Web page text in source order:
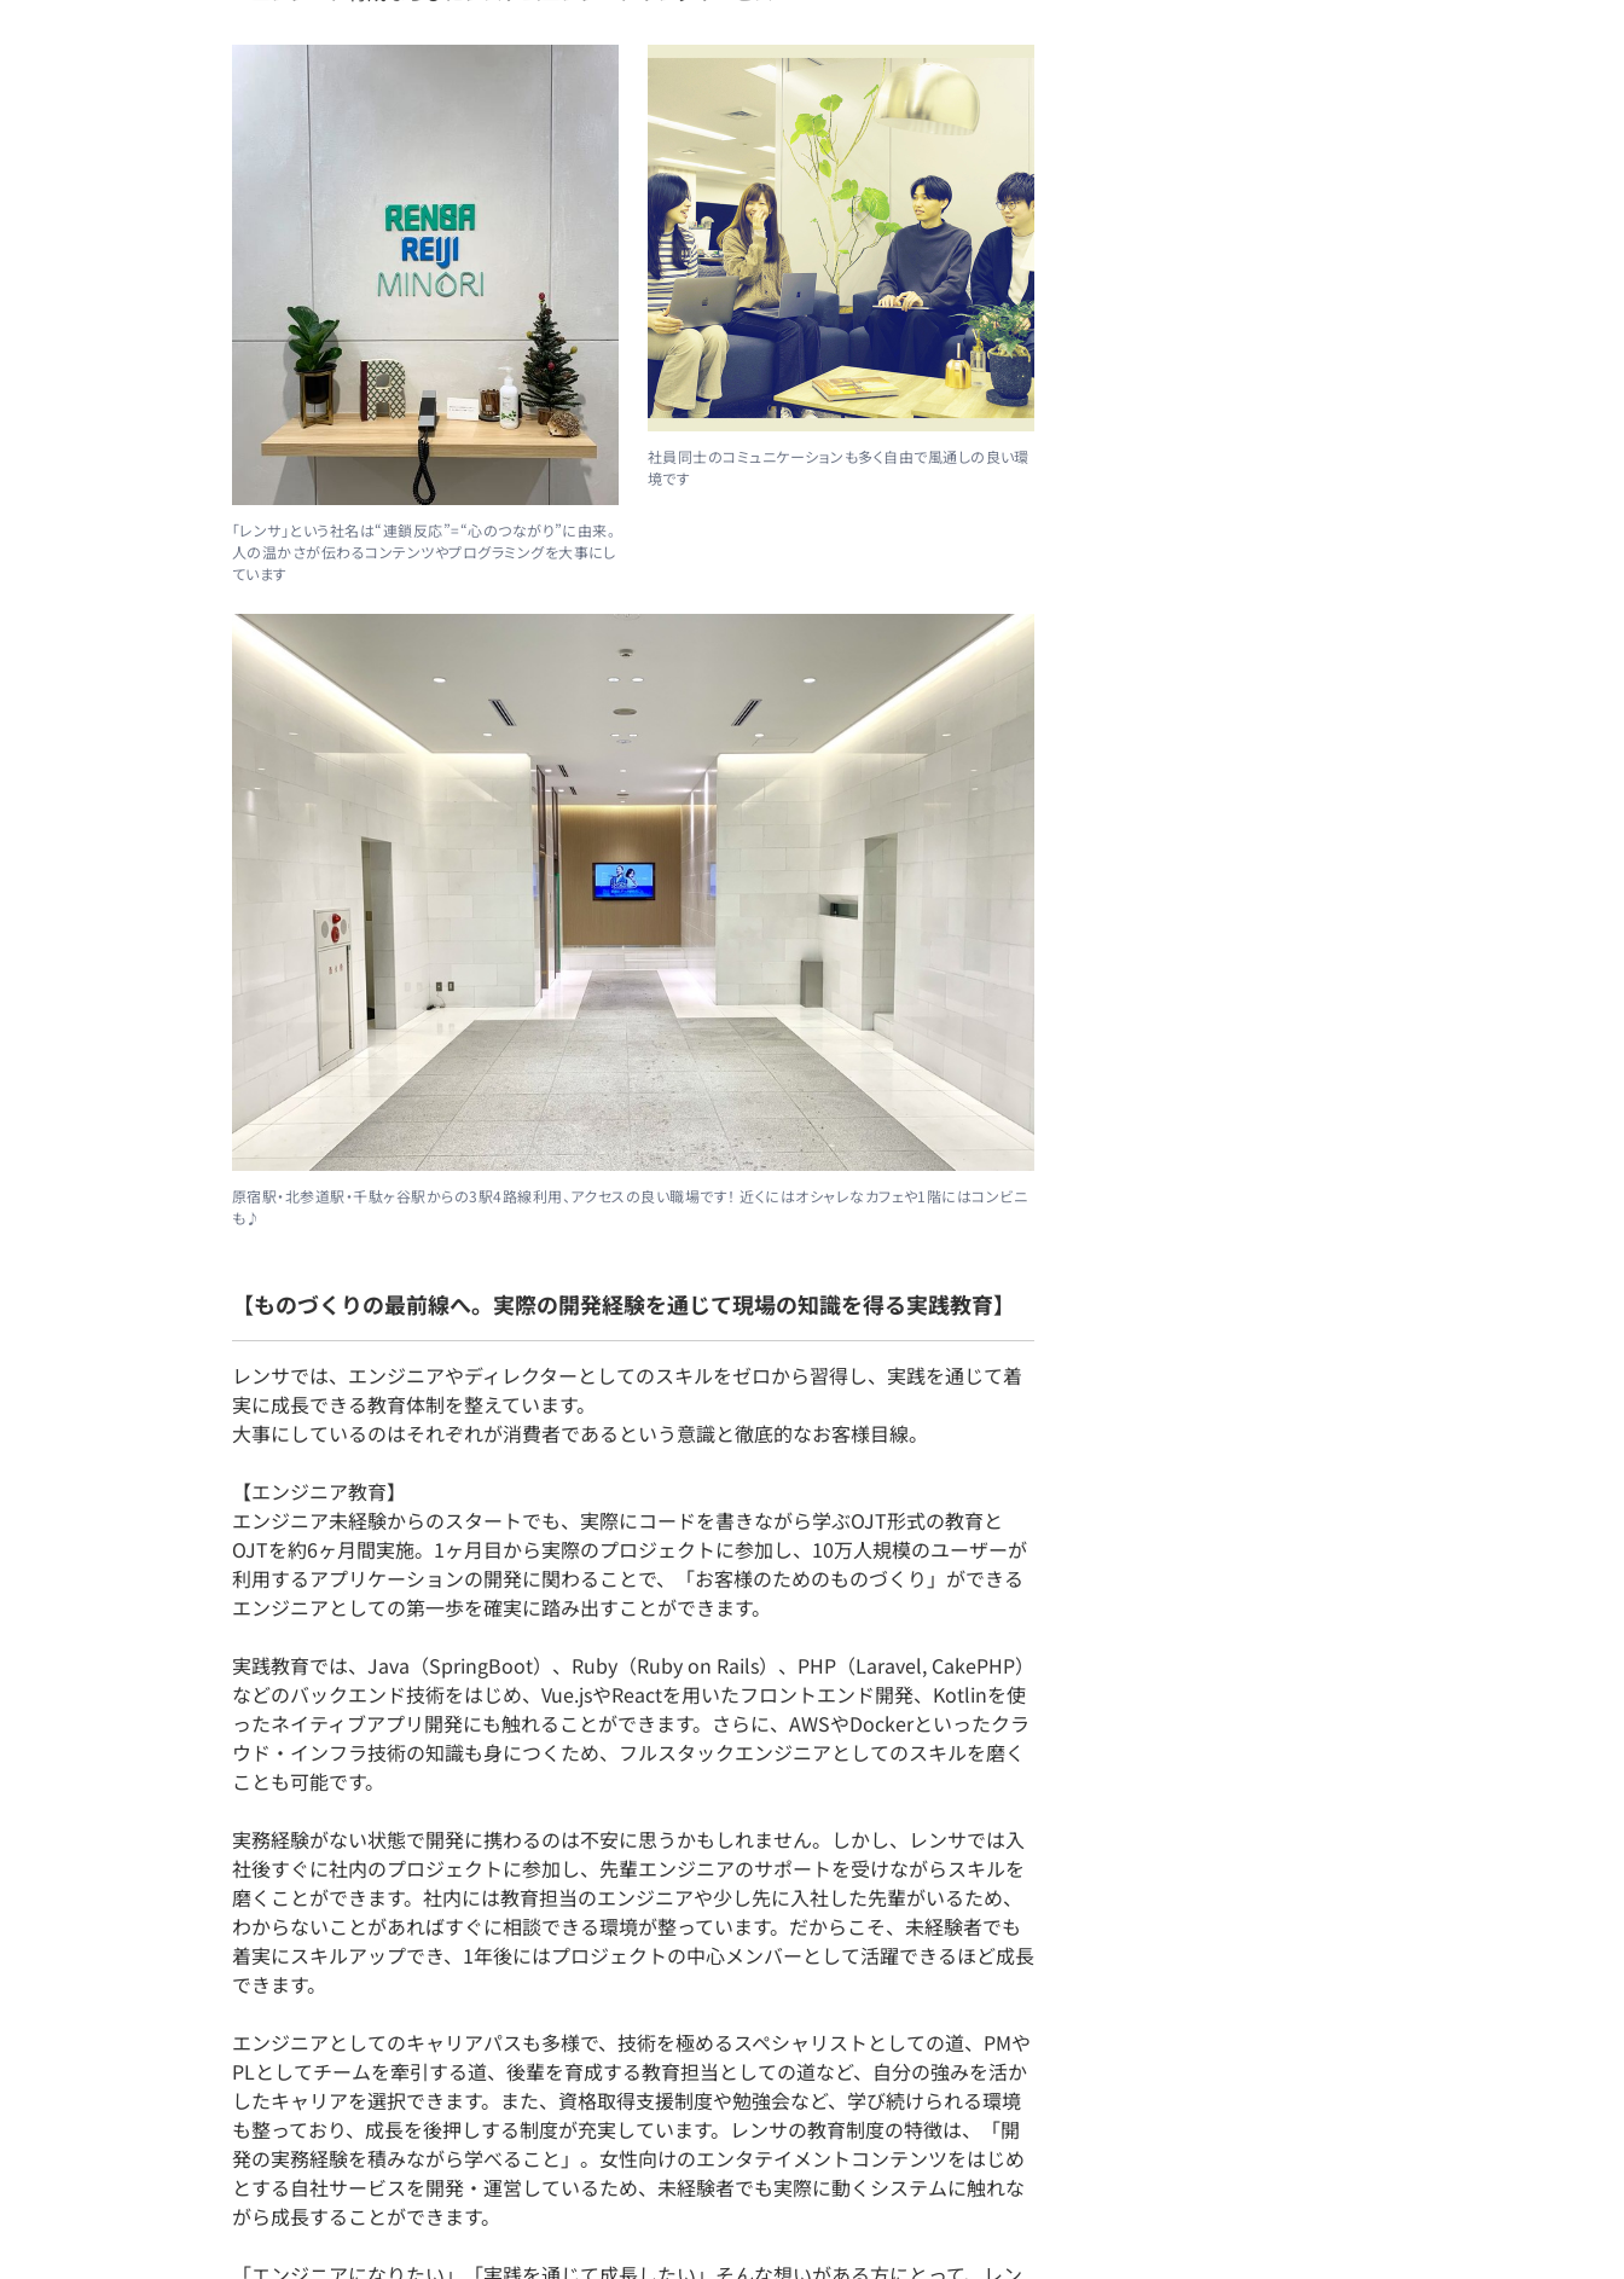
「レンサ」という社名は“連鎖反応”=“心のつながり”に由来。
人の温かさが伝わるコンテンツやプログラミングを大事にし
ています
社員同士のコミュニケーションも多く自由で風通しの良い環
境です
原宿駅・北参道駅・千駄ヶ谷駅からの3駅4路線利用、アクセスの良い職場です！ 近くにはオシャレなカフェや1階にはコンビニ
も♪
【ものづくりの最前線へ。実際の開発経験を通じて現場の知識を得る実践教育】
レンサでは、エンジニアやディレクターとしてのスキルをゼロから習得し、実践を通じて着
実に成長できる教育体制を整えています。
大事にしているのはそれぞれが消費者であるという意識と徹底的なお客様目線。
【エンジニア教育】
エンジニア未経験からのスタートでも、実際にコードを書きながら学ぶOJT形式の教育と
OJTを約6ヶ月間実施。1ヶ月目から実際のプロジェクトに参加し、10万人規模のユーザーが
利用するアプリケーションの開発に関わることで、「お客様のためのものづくり」ができる
エンジニアとしての第一歩を確実に踏み出すことができます。
実践教育では、Java（SpringBoot）、Ruby（Ruby on Rails）、PHP（Laravel, CakePHP）
などのバックエンド技術をはじめ、Vue.jsやReactを用いたフロントエンド開発、Kotlinを使
ったネイティブアプリ開発にも触れることができます。さらに、AWSやDockerといったクラ
ウド・インフラ技術の知識も身につくため、フルスタックエンジニアとしてのスキルを磨く
ことも可能です。
実務経験がない状態で開発に携わるのは不安に思うかもしれません。しかし、レンサでは入
社後すぐに社内のプロジェクトに参加し、先輩エンジニアのサポートを受けながらスキルを
磨くことができます。社内には教育担当のエンジニアや少し先に入社した先輩がいるため、
わからないことがあればすぐに相談できる環境が整っています。だからこそ、未経験者でも
着実にスキルアップでき、1年後にはプロジェクトの中心メンバーとして活躍できるほど成長
できます。
エンジニアとしてのキャリアパスも多様で、技術を極めるスペシャリストとしての道、PMや
PLとしてチームを牽引する道、後輩を育成する教育担当としての道など、自分の強みを活か
したキャリアを選択できます。また、資格取得支援制度や勉強会など、学び続けられる環境
も整っており、成長を後押しする制度が充実しています。レンサの教育制度の特徴は、「開
発の実務経験を積みながら学べること」。女性向けのエンタテイメントコンテンツをはじめ
とする自社サービスを開発・運営しているため、未経験者でも実際に動くシステムに触れな
がら成長することができます。